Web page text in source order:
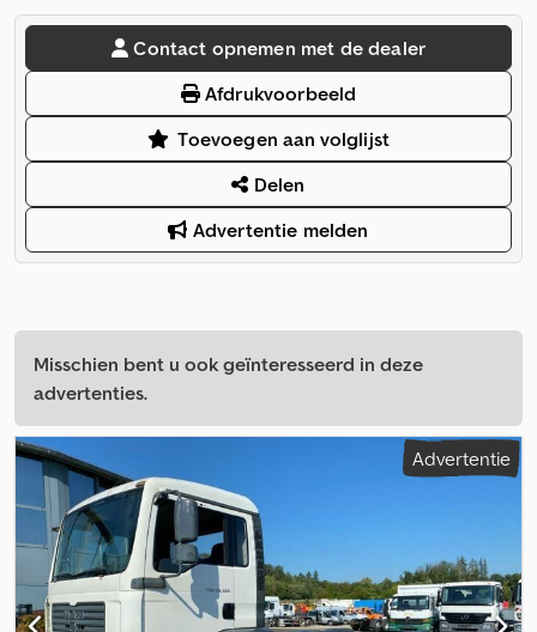
Contact opnemen met de dealer
Afdrukvoorbeeld
Toevoegen aan volglijst
Delen
Advertentie melden
Misschien bent u ook geïnteresseerd in deze
advertenties.
Advertentie